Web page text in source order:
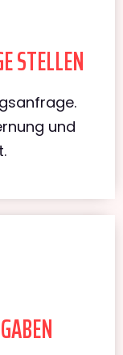
STELLEN
und